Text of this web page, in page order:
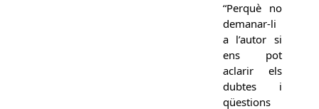
“Perquè no
demanar-li
a l’autor si
ens pot
aclarir els
dubtes i
qüestions